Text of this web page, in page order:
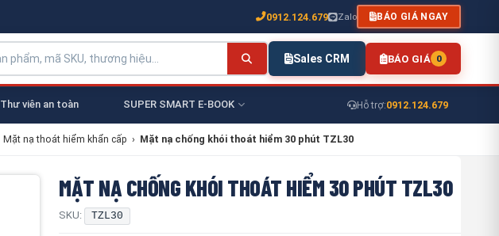
0912.124.679 Zalo BÁO GIÁ NGAY
Sales CRM BÁO GIÁ 0
Thư viên an toàn SUPER SMART E-BOOK Hỗ trợ:0912.124.679
Mặt nạ thoát hiểm khẩn cấp › Mặt nạ chống khói thoát hiểm 30 phút TZL30
MẶT NẠ CHỐNG KHÓI THOÁT HIỂM 30 PHÚT TZL30
SKU: TZL30